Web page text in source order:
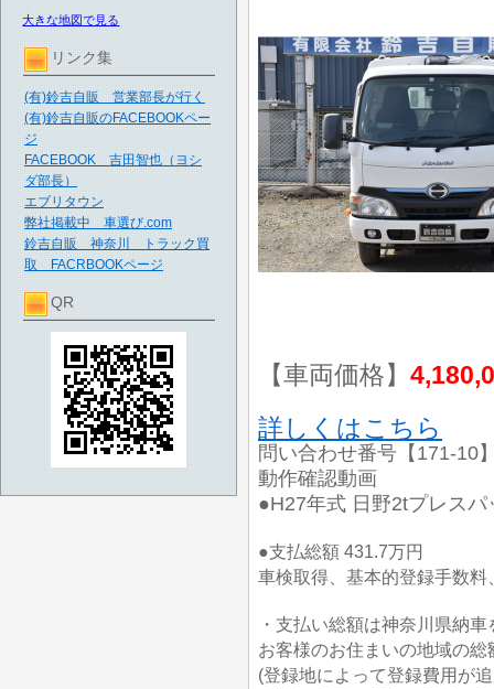
大きな地図で見る
リンク集
(有)鈴吉自販 営業部長が行く
(有)鈴吉自販のFACEBOOKペー
ジ
FACEBOOK 吉田智也（ヨシ
ダ部長）
エブリタウン
弊社掲載中 車選び.com
鈴吉自販 神奈川 トラック買
取 FACRBOOKページ
QR
【車両価格】
詳しくはこちら
問い合わせ番号【171-10
動作確認動画
●H27年式 日野2tプレス
●支払総額 431.7万円
車検取得、基本的登録手数
・支払い総額は神奈川県納
お客様のお住まいの地域の
(登録地によって登録費用が